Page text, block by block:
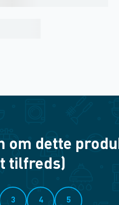
dette
tilfreds)
3 4 5